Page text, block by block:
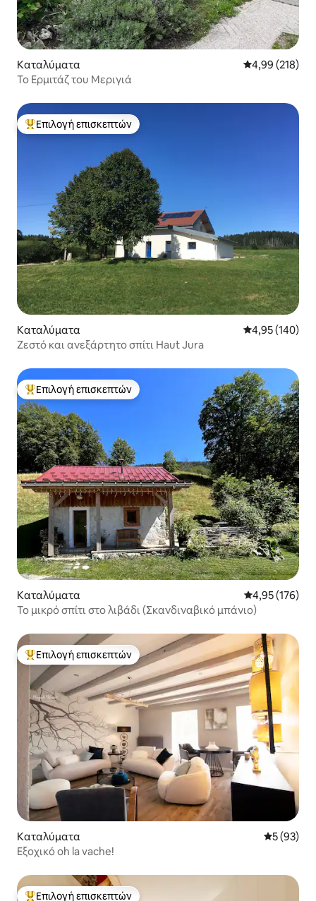
Καταλύματα Μέση
4,99 (218)
Το Ερμιτάζ του Μεριγιά
Κορυφαία επιλογή επισκεπτών
Επιλογή επισκεπτών
Καταλύματα Μέση
4,95 (140)
Ζεστό και ανεξάρτητο σπίτι Haut Jura
Κορυφαία επιλογή επισκεπτών
Επιλογή επισκεπτών
Καταλύματα Μέση
4,95 (176)
Το μικρό σπίτι στο λιβάδι (Σκανδιναβικό μπάνιο)
Κορυφαία επιλογή επισκεπτών
Επιλογή επισκεπτών
Καταλύματα Μέση
5 (93)
Εξοχικό oh la vache!
Επιλογή επισκεπτών